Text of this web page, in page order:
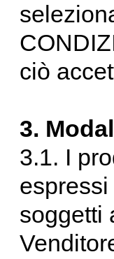
ciò
3.
3.1. I
soggetti